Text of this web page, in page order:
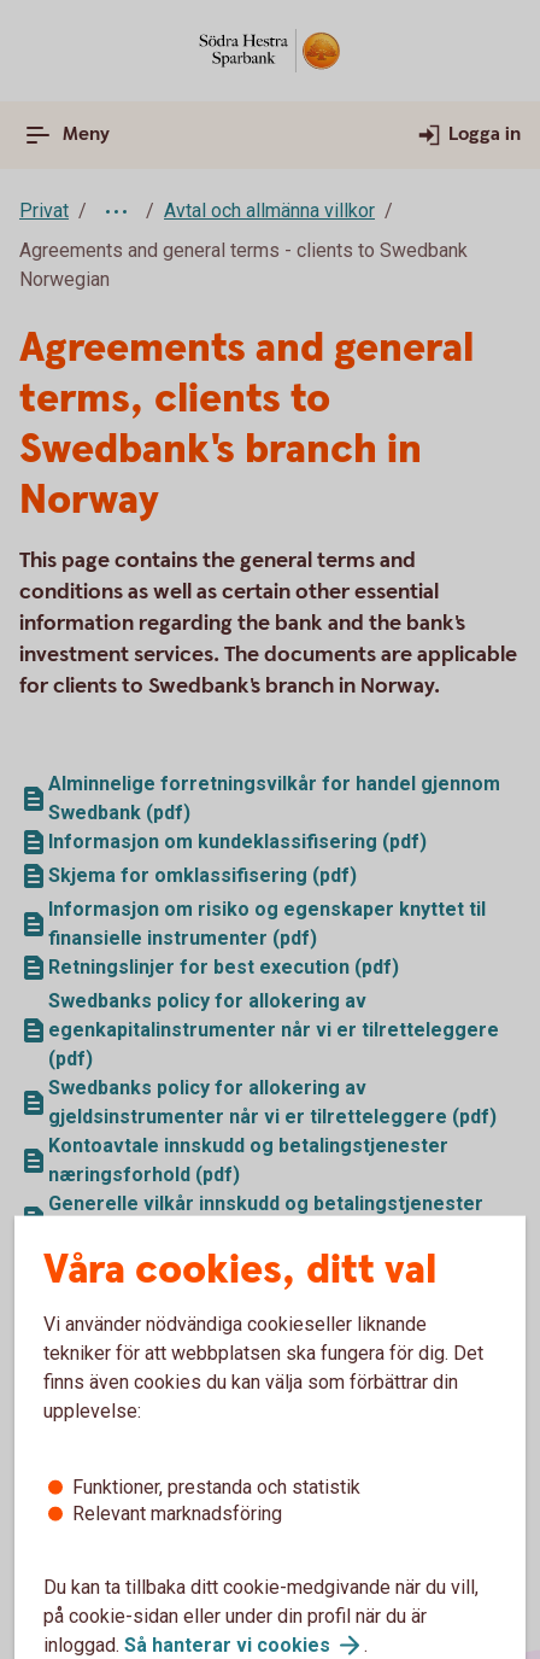
Meny Logga in
Privat
Avtal och allmänna villkor
Agreements and general terms - clients to Swedbank
Norwegian
Agreements and general
terms, clients to
Swedbank's branch in
Norway
This page contains the general terms and
conditions as well as certain other essential
information regarding the bank and the bank's
investment services. The documents are applicable
for clients to Swedbank's branch in Norway.
Alminnelige forretningsvilkår for handel gjennom
Swedbank (pdf)
Informasjon om kundeklassifisering (pdf)
Skjema for omklassifisering (pdf)
Informasjon om risiko og egenskaper knyttet til
finansielle instrumenter (pdf)
Retningslinjer for best execution (pdf)
Swedbanks policy for allokering av
egenkapitalinstrumenter når vi er tilretteleggere
(pdf)
Swedbanks policy for allokering av
gjeldsinstrumenter når vi er tilretteleggere (pdf)
Kontoavtale innskudd og betalingstjenester
næringsforhold (pdf)
Generelle vilkår innskudd og betalingstjenester
Veiledende prisopplysninger for handel gjennom
Swedbank (pdf)
Informasjon om markedsplasser mv (pdf)
Handelsfullmakt (pdf)
Informasjon til kunder om egenskaper og risiko
knyttet til fondsobligasjoner (pdf)
Våra cookies, ditt val
Vi använder nödvändiga cookieseller liknande
tekniker för att webbplatsen ska fungera för dig. Det
finns även cookies du kan välja som förbättrar din
upplevelse:
Funktioner, prestanda och statistik
Relevant marknadsföring
Du kan ta tillbaka ditt cookie-medgivande när du vill,
på cookie-sidan eller under din profil när du är
inloggad. Så hanterar vi cookies .